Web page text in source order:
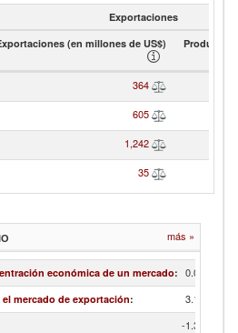
Exportaciones
(en millones de US$)
Product
364
605
1,242
35
más »
económica de un mercado: 0.08
mercado de exportación: 3.15
-1.38